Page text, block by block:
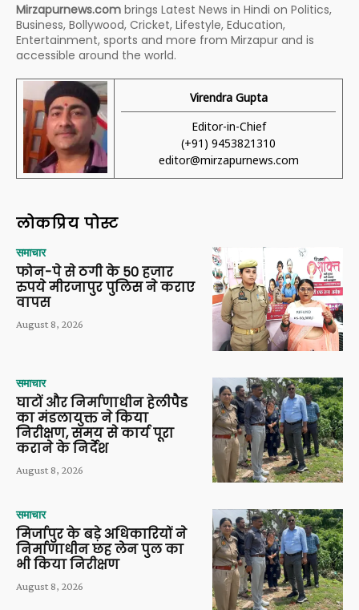
Mirzapurnews.com brings Latest News in Hindi on Politics,
Business, Bollywood, Cricket, Lifestyle, Education,
Entertainment, sports and more from Mirzapur and is
accessible around the world.
Virendra Gupta
Editor-in-Chief
(+91) 9453821310
editor@mirzapurnews.com
लोकप्रिय पोस्ट
समाचार
फोन-पे से ठगी के 50 हजार
रुपये मीरजापुर पुलिस ने कराए
वापस
August 8, 2026
समाचार
घाटों और निर्माणाधीन हेलीपैड
का मंडलायुक्त ने किया
निरीक्षण, समय से कार्य पूरा
कराने के निर्देश
August 8, 2026
समाचार
मिर्जापुर के बड़े अधिकारियों ने
निर्माणाधीन छह लेन पुल का
भी किया निरीक्षण
August 8, 2026